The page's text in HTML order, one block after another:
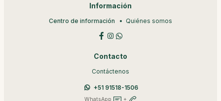
Información
Centro de información Quiénes somos
Contacto
Contáctenos
+51 91518-1506
WhatsApp +